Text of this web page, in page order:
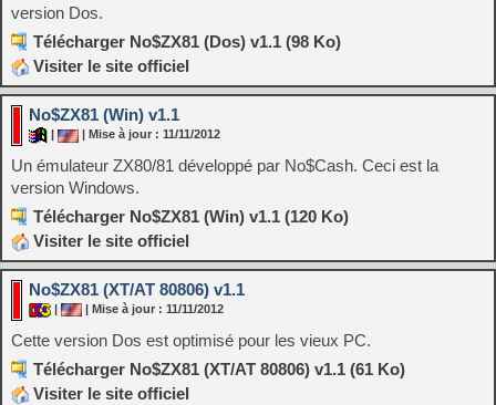
version Dos.
Télécharger No$ZX81 (Dos) v1.1 (98 Ko)
Visiter le site officiel
No$ZX81 (Win) v1.1
| Mise à jour : 11/11/2012
Un émulateur ZX80/81 développé par No$Cash. Ceci est la
version Windows.
Télécharger No$ZX81 (Win) v1.1 (120 Ko)
Visiter le site officiel
No$ZX81 (XT/AT 80806) v1.1
| Mise à jour : 11/11/2012
Cette version Dos est optimisé pour les vieux PC.
Télécharger No$ZX81 (XT/AT 80806) v1.1 (61 Ko)
Visiter le site officiel